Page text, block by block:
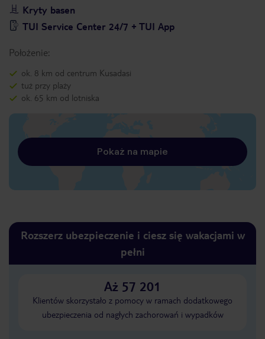
Kryty basen
TUI Service Center 24/7 + TUI App
Położenie:
ok. 8 km od centrum Kusadasi
tuż przy plaży
ok. 65 km od lotniska
Pokaż na mapie
Rozszerz ubezpieczenie i ciesz się wakacjami w
pełni
Aż 57 201
Klientów skorzystało z pomocy w ramach dodatkowego
ubezpieczenia od nagłych zachorowań i wypadków